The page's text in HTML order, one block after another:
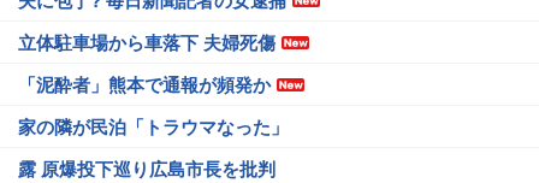
立体駐車場から車落下 夫婦死傷
「泥酔者」熊本で通報が頻発か
家の隣が民泊「トラウマなった」
露 原爆投下巡り広島市長を批判